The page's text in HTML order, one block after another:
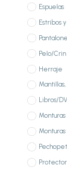
Espuelas
Estribos
Pelo/Crin
Herraje
Libros/